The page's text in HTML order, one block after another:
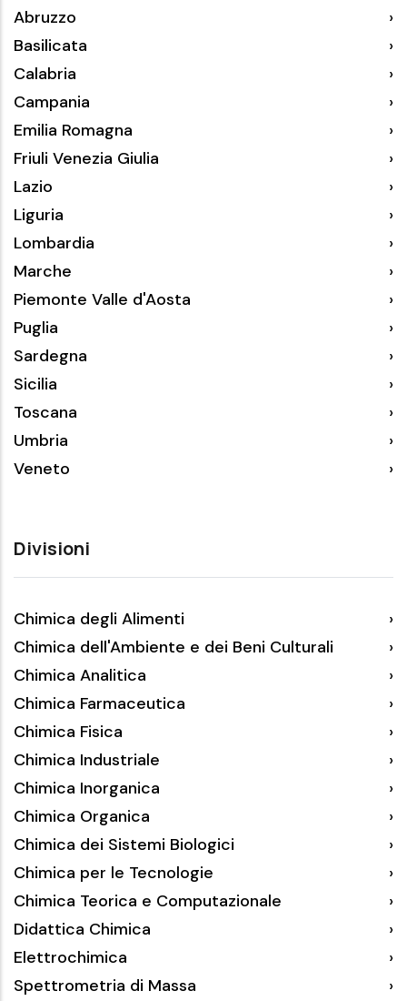
Abruzzo
Basilicata
Calabria
Campania
Emilia Romagna
Friuli Venezia Giulia
Lazio
Liguria
Lombardia
Marche
Piemonte Valle d'Aosta
Puglia
Sardegna
Sicilia
Toscana
Umbria
Veneto
Divisioni
Chimica degli Alimenti
Chimica dell'Ambiente e dei Beni Culturali
Chimica Analitica
Chimica Farmaceutica
Chimica Fisica
Chimica Industriale
Chimica Inorganica
Chimica Organica
Chimica dei Sistemi Biologici
Chimica per le Tecnologie
Chimica Teorica e Computazionale
Didattica Chimica
Elettrochimica
Spettrometria di Massa